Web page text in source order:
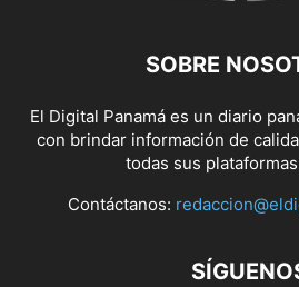
SOBRE
El Digital Panamá es un diario
con brindar información de
todas sus
Contáctanos: